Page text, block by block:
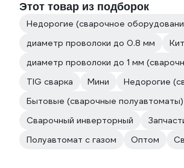
Этот товар из подборок
Недорогие (сварочное
диаметр проволоки до 0.8 мм
диаметр проволоки до 1 мм
TIG сварка
Мини Недорогие
Бытовые (сварочные полуавтоматы)
Сварочный инверторный
Полуавтомат с газом
Оптом